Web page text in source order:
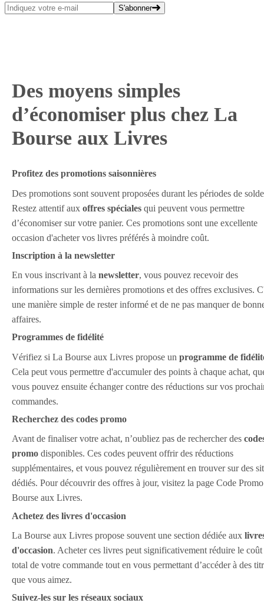
S'abonner
Des moyens simples
d’économiser plus chez La
Bourse aux Livres
Profitez des promotions saisonnières
Des promotions sont souvent proposées durant les périodes de
Restez attentif aux offres spéciales qui peuvent vous permettre
d’économiser sur votre panier. Ces promotions sont une excellente
occasion d'acheter vos livres préférés à moindre coût.
Inscription à la newsletter
En vous inscrivant à la newsletter, vous pouvez recevoir des
informations sur les dernières promotions et des offres exclusives.
une manière simple de rester informé et de ne pas manquer de
affaires.
Programmes de fidélité
Vérifiez si La Bourse aux Livres propose un programme de
Cela peut vous permettre d'accumuler des points à chaque achat,
vous pouvez ensuite échanger contre des réductions sur vos
commandes.
Recherchez des codes promo
Avant de finaliser votre achat, n’oubliez pas de rechercher des
promo disponibles. Ces codes peuvent offrir des réductions
supplémentaires, et vous pouvez régulièrement en trouver sur des
dédiés. Pour découvrir des offres à jour, visitez la page Code
Bourse aux Livres.
Achetez des livres d'occasion
La Bourse aux Livres propose souvent une section dédiée aux
d'occasion. Acheter ces livres peut significativement réduire le coût
total de votre commande tout en vous permettant d’accéder à des
que vous aimez.
Suivez-les sur les réseaux sociaux